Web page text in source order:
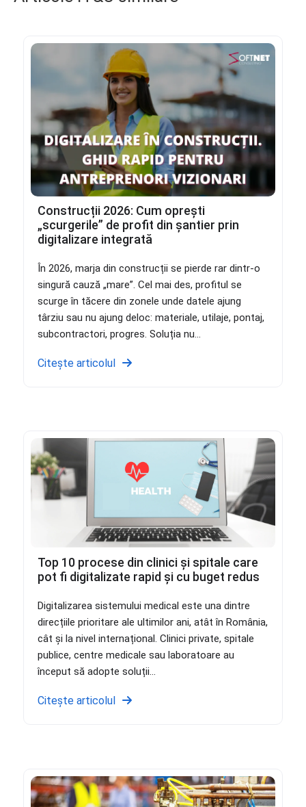
Construcții 2026: Cum oprești
„scurgerile” de profit din șantier prin
digitalizare integrată
În 2026, marja din construcții se pierde rar dintr-o
singură cauză „mare”. Cel mai des, profitul se
scurge în tăcere din zonele unde datele ajung
târziu sau nu ajung deloc: materiale, utilaje, pontaj,
subcontractori, progres. Soluția nu...
Citește articolul
Top 10 procese din clinici și spitale care
pot fi digitalizate rapid și cu buget redus
Digitalizarea sistemului medical este una dintre
direcțiile prioritare ale ultimilor ani, atât în România,
cât și la nivel internațional. Clinici private, spitale
publice, centre medicale sau laboratoare au
început să adopte soluții...
Citește articolul